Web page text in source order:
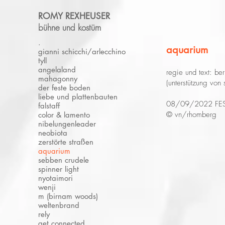
.
gianni schicchi/arlecchino
tyll
angelaland
mahagonny
der feste boden
liebe und plattenbauten
falstaff
color & lamento
nibelungenleader
neobiota
zerstörte straßen
aquarium
sebben crudele
spinner light
nyotaimori
wenji
m (birnam woods)
weltenbrand
rely
ROMY REXHEUSER
bühne und kostüm
aquarium
regie und text:
(unterstützung
08/09/2022
© vn/rhomberg